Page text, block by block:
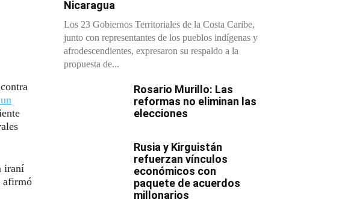
iraní
afirmó
Nicaragua
Los 23 Gobiernos Territoriales de la Costa Caribe,
junto con representantes de los pueblos indígenas y
afrodescendientes, expresaron su respaldo a la
propuesta de...
Rosario Murillo: Las
reformas no eliminan las
elecciones
Rusia y Kirguistán
refuerzan vínculos
económicos con
paquete de acuerdos
millonarios